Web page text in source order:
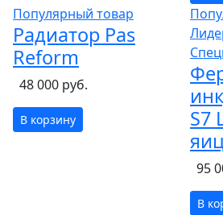
Популярный товар
Радиатор Pas
Reform
48 000 руб.
В корзину
S7
95
В